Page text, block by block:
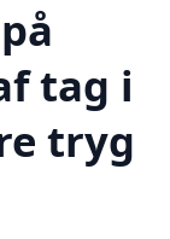
tag i
tryg